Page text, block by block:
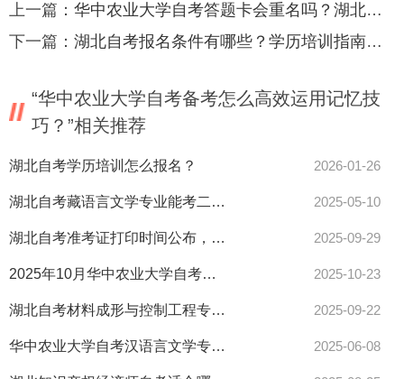
上一篇： 华中农业大学自考答题卡会重名吗？湖北考生速查须知！
下一篇： 湖北自考报名条件有哪些？学历培训指南已出！
“华中农业大学自考备考怎么高效运用记忆技
巧？”相关推荐
湖北自考学历培训怎么报名？ 2026-01-26
湖北自考藏语言文学专业能考二建吗？报考条件全解析 2025-05-10
湖北自考准考证打印时间公布，考试前须知要记牢！ 2025-09-29
2025年10月华中农业大学自考考点指南！湖北城市建设职业技术学院考生必看考前安排！ 2025-10-23
湖北自考材料成形与控制工程专业能不能报考一建？官方解答来了！ 2025-09-22
华中农业大学自考汉语言文学专业报考指南最新解析 2025-06-08